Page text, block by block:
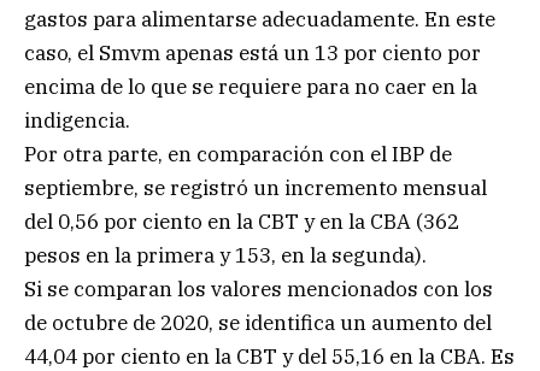
gastos para alimentarse adecuadamente. En este
caso, el Smvm apenas está un 13 por ciento por
encima de lo que se requiere para no caer en la
indigencia.
Por otra parte, en comparación con el IBP de
septiembre, se registró un incremento mensual
del 0,56 por ciento en la CBT y en la CBA (362
pesos en la primera y 153, en la segunda).
Si se comparan los valores mencionados con los
de octubre de 2020, se identifica un aumento del
44,04 por ciento en la CBT y del 55,16 en la CBA. Es